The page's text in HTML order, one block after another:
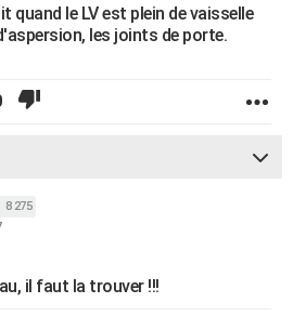
quand le LV est plein de vaisselle
les joints de porte.
8 275
il faut la trouver !!!